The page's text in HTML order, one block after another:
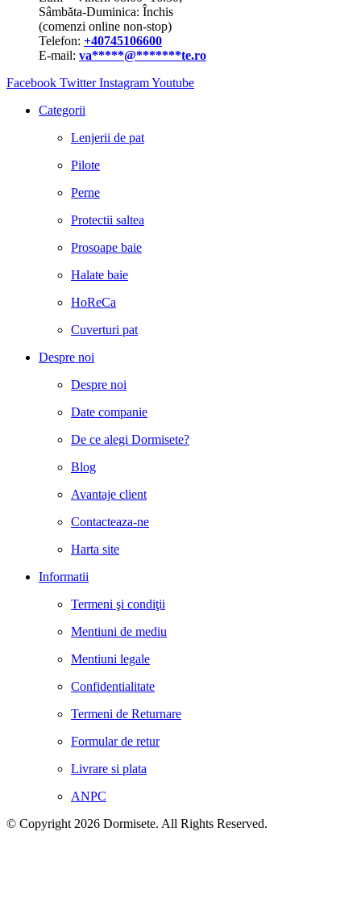
Sâmbăta-Duminica: Închis
(comenzi online non-stop)
Telefon: +40745106600
E-mail: va*****@*******te.ro
Facebook Twitter InstagramYoutube
Categorii
Lenjerii de pat
Pilote
Perne
Protectii saltea
Prosoape baie
Halate baie
HoReCa
Cuverturi pat
Despre noi
Despre noi
Date companie
De ce alegi Dormisete?
Blog
Avantaje client
Contacteaza-ne
Harta site
Informatii
Termeni şi condiţii
Mentiuni de mediu
Mentiuni legale
Confidentialitate
Termeni de Returnare
Formular de retur
Livrare si plata
ANPC
© Copyright 2026 Dormisete. All Rights Reserved.